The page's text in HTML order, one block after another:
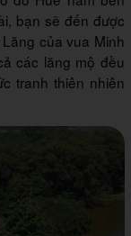
bạn sẽ đến được
của vua Minh
các lăng mộ đều
tranh thiên nhiên